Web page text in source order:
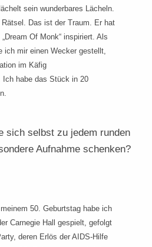
sein wunderbares Lächeln.
Rätsel. Das ist der Traum. Er hat
Of Monk“ inspiriert. Als
ich mir einen Wecker gestellt,
im Käfig
habe das Stück in 20
sich selbst zu jedem runden
Aufnahme schenken?
50. Geburtstag habe ich
Carnegie Hall gespielt, gefolgt
deren Erlös der AIDS-Hilfe